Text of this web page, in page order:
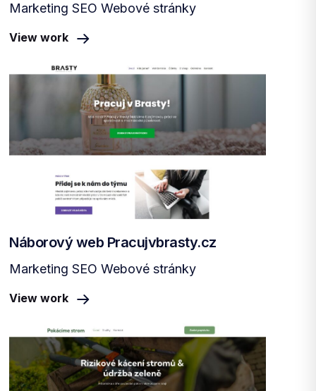
Marketing SEO Webové stránky
View work
Náborový web Pracujvbrasty.cz
Marketing SEO Webové stránky
View work